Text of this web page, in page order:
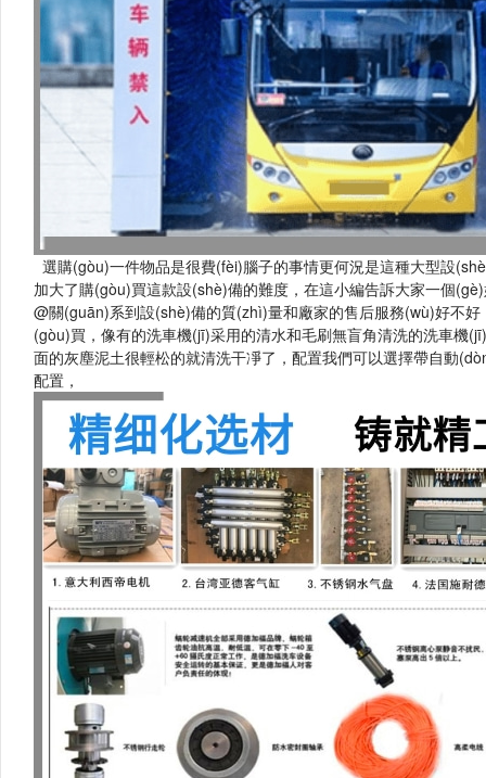
選購(gòu)一件物品是很費(fèi)腦子的事情更何況是這種大型設
加大了購(gòu)買這款設(shè)備的難度，在這小編告訴大家一個(gè)
@關(guān)系到設(shè)備的質(zhì)量和廠家的售后服務(wù)好不好
(gòu)買，像有的洗車機(jī)采用的清水和毛刷無盲角清洗的洗車機(jī)
面的灰塵泥土很輕松的就清洗干凈了，配置我們可以選擇帶自動
配置，